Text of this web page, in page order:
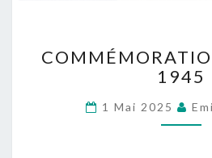
DU
8
1945
1945
1 Mai 2025